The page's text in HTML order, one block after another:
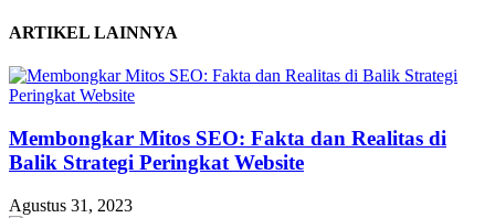
ARTIKEL LAINNYA
Membongkar Mitos SEO: Fakta dan Realitas di
Balik Strategi Peringkat Website
Agustus 31, 2023